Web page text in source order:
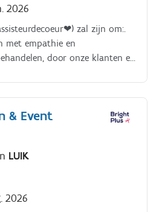
2026
zal zijn om:.
met empathie en
door onze klanten en
& Event
LUIK
2026